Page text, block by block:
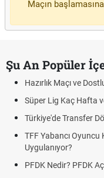
Maçın
Şu An Popüler
Hazırlık Maçı ve
Süper Lig Kaç Hafta
Türkiye'de Transfer
TFF Yabancı Oyuncu
Uygulanıyor?
PFDK Nedir? PFDK